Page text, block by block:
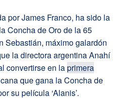
por James Franco, ha sido la
Concha de Oro de la 65
Sebastián, máximo galardón
la directora argentina Anahí
convertirse en laprimera
que gana la Concha de
su película ‘Alanis’.